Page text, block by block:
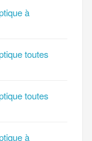
à
toutes
toutes
à